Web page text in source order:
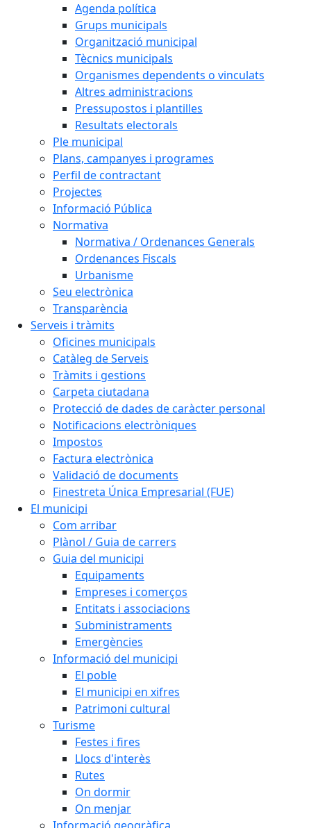
Agenda política
Grups municipals
Organització municipal
Tècnics municipals
Organismes dependents o vinculats
Altres administracions
Pressupostos i plantilles
Resultats electorals
Ple municipal
Plans, campanyes i programes
Perfil de contractant
Projectes
Informació Pública
Normativa
Normativa / Ordenances Generals
Ordenances Fiscals
Urbanisme
Seu electrònica
Transparència
Serveis i tràmits
Oficines municipals
Catàleg de Serveis
Tràmits i gestions
Carpeta ciutadana
Protecció de dades de caràcter personal
Notificacions electròniques
Impostos
Factura electrònica
Validació de documents
Finestreta Única Empresarial (FUE)
El municipi
Com arribar
Plànol / Guia de carrers
Guia del municipi
Equipaments
Empreses i comerços
Entitats i associacions
Subministraments
Emergències
Informació del municipi
El poble
El municipi en xifres
Patrimoni cultural
Turisme
Festes i fires
Llocs d'interès
Rutes
On dormir
On menjar